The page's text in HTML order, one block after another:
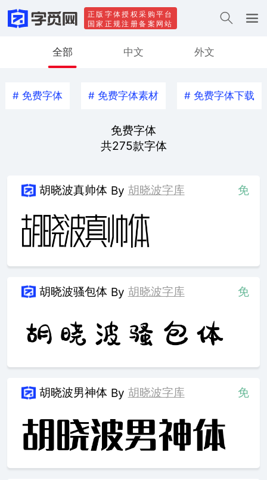
正版字体授权采购平台
国家正规注册备案网站
全部 中文 外文
# 免费字体 # 免费字体素材 # 免费字体下载
免费字体
共275款字体
胡晓波真帅体 By 胡晓波字库 免
胡晓波骚包体 By 胡晓波字库 免
胡晓波男神体 By 胡晓波字库 免